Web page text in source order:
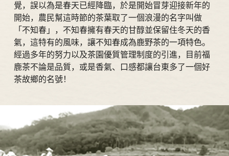
覺，誤以為是春天已經降臨，於是開始冒芽迎接新年的
開始，農民幫這時節的茶葉取了一個浪漫的名字叫做
「不知春」，不知春擁有春天的甘醇並保留住冬天的香
氣，這特有的風味，讓不知春成為鹿野茶的一項特色。
經過多年的努力以及茶園優質管理制度的引進，目前福
鹿茶不論是品質，或是香氣、口感都讓台東多了一個好
茶故鄉的名號！